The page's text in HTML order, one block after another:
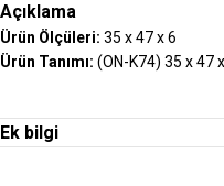
Açıklama
Ürün Ölçüleri: 35 x 47 x 6
Ürün Tanımı: (ON-K74) 35 x 47
Ek bilgi